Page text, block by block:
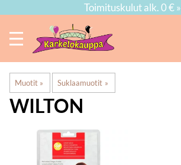
Toimituskulut alk. 0 € »
Muotit ‪» Suklaamuotit ‪»
WILTON